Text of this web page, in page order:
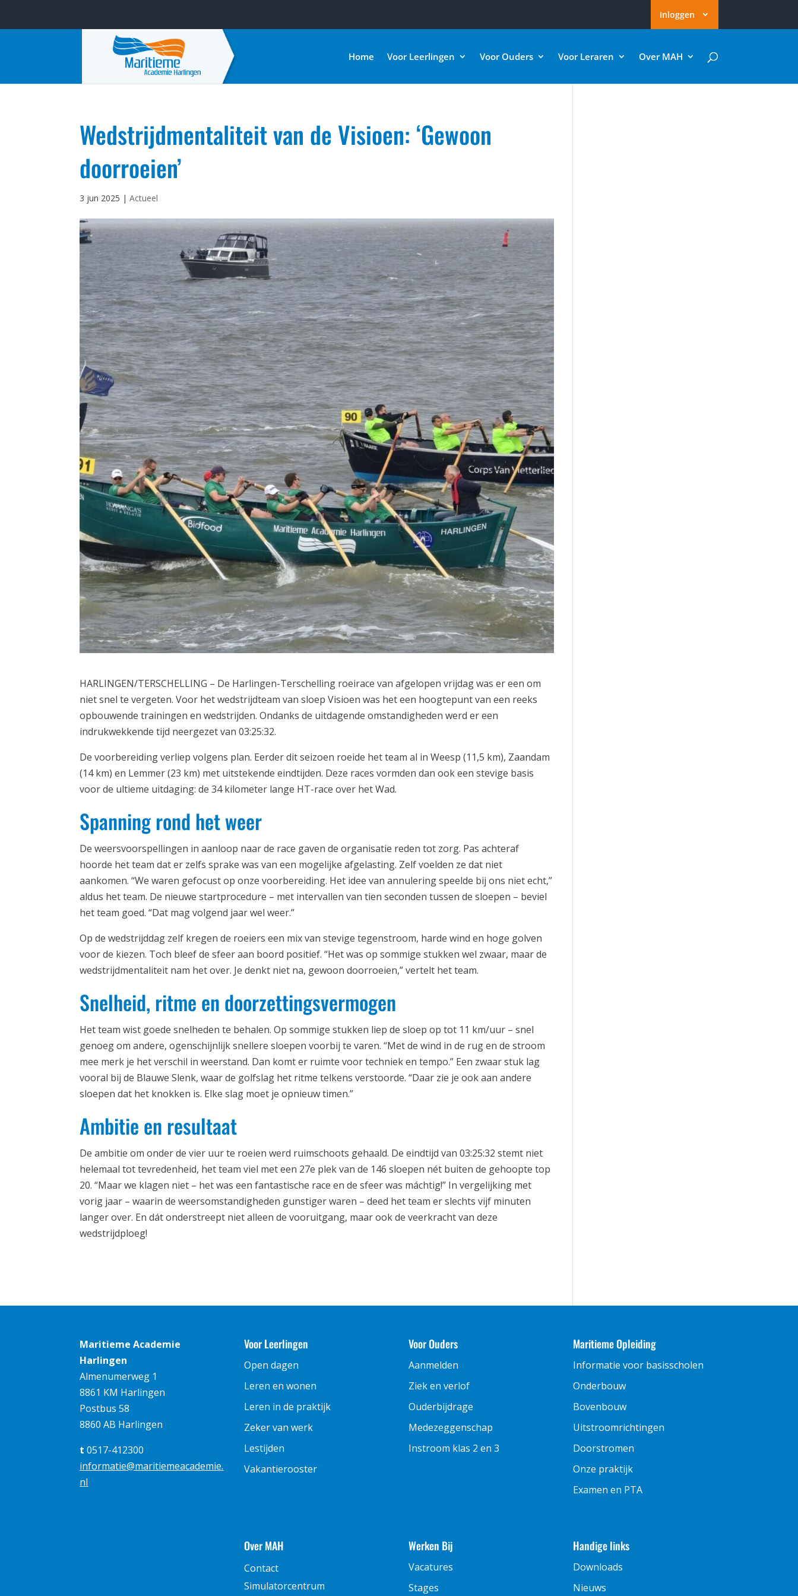
Inloggen
Home Voor Leerlingen Voor Ouders Voor Leraren Over MAH
Wedstrijdmentaliteit van de Visioen: ‘Gewoon
doorroeien’
3 jun 2025 |Actueel
HARLINGEN/TERSCHELLING – De Harlingen-Terschelling roeirace van afgelopen vrijdag was er een om
niet snel te vergeten. Voor het wedstrijdteam van sloep Visioen was het een hoogtepunt van een reeks
opbouwende trainingen en wedstrijden. Ondanks de uitdagende omstandigheden werd er een
indrukwekkende tijd neergezet van 03:25:32.
De voorbereiding verliep volgens plan. Eerder dit seizoen roeide het team al in Weesp (11,5 km), Zaandam
(14 km) en Lemmer (23 km) met uitstekende eindtijden. Deze races vormden dan ook een stevige basis
voor de ultieme uitdaging: de 34 kilometer lange HT-race over het Wad.
Spanning rond het weer
De weersvoorspellingen in aanloop naar de race gaven de organisatie reden tot zorg. Pas achteraf
hoorde het team dat er zelfs sprake was van een mogelijke afgelasting. Zelf voelden ze dat niet
aankomen. “We waren gefocust op onze voorbereiding. Het idee van annulering speelde bij ons niet echt,”
aldus het team. De nieuwe startprocedure – met intervallen van tien seconden tussen de sloepen – beviel
het team goed. “Dat mag volgend jaar wel weer.”
Op de wedstrijddag zelf kregen de roeiers een mix van stevige tegenstroom, harde wind en hoge golven
voor de kiezen. Toch bleef de sfeer aan boord positief. “Het was op sommige stukken wel zwaar, maar de
wedstrijdmentaliteit nam het over. Je denkt niet na, gewoon doorroeien,” vertelt het team.
Snelheid, ritme en doorzettingsvermogen
Het team wist goede snelheden te behalen. Op sommige stukken liep de sloep op tot 11 km/uur – snel
genoeg om andere, ogenschijnlijk snellere sloepen voorbij te varen. “Met de wind in de rug en de stroom
mee merk je het verschil in weerstand. Dan komt er ruimte voor techniek en tempo.” Een zwaar stuk lag
vooral bij de Blauwe Slenk, waar de golfslag het ritme telkens verstoorde. “Daar zie je ook aan andere
sloepen dat het knokken is. Elke slag moet je opnieuw timen.”
Ambitie en resultaat
De ambitie om onder de vier uur te roeien werd ruimschoots gehaald. De eindtijd van 03:25:32 stemt niet
helemaal tot tevredenheid, het team viel met een 27e plek van de 146 sloepen nét buiten de gehoopte top
20. “Maar we klagen niet – het was een fantastische race en de sfeer was máchtig!” In vergelijking met
vorig jaar – waarin de weersomstandigheden gunstiger waren – deed het team er slechts vijf minuten
langer over. En dát onderstreept niet alleen de vooruitgang, maar ook de veerkracht van deze
wedstrijdploeg!
Maritieme Academie
Harlingen
Almenumerweg 1
8861 KM Harlingen
Postbus 58
8860 AB Harlingen
t 0517-412300
informatie@maritiemeacademie.
nl
Voor Leerlingen
Open dagen
Leren en wonen
Leren in de praktijk
Zeker van werk
Lestijden
Vakantierooster
Voor Ouders
Aanmelden
Ziek en verlof
Ouderbijdrage
Medezeggenschap
Instroom klas 2 en 3
Maritieme Opleiding
Informatie voor basisscholen
Onderbouw
Bovenbouw
Uitstroomrichtingen
Doorstromen
Onze praktijk
Examen en PTA
Over MAH
Contact
Simulatorcentrum
Werken Bij
Vacatures
Stages
Handige links
Downloads
Nieuws